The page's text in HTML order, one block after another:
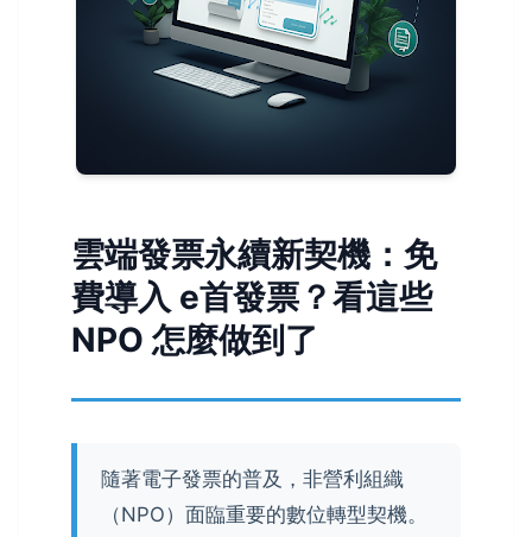
雲端發票永續新契機：免
費導入 e首發票？看這些
NPO 怎麼做到了
隨著電子發票的普及，非營利組織
（NPO）面臨重要的數位轉型契機。